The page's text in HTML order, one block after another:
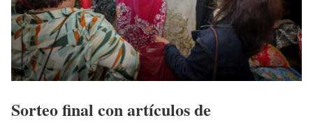
Sorteo final con artículos de